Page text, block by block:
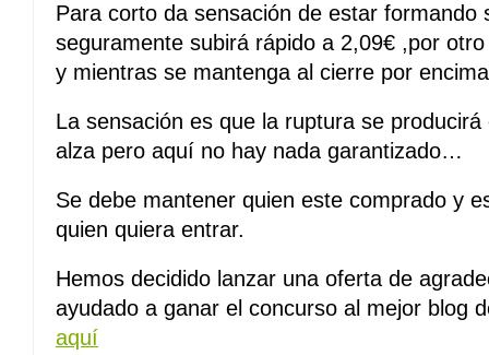
Para corto da sensación de estar formando
seguramente subirá rápido a 2,09€ ,por
y mientras se mantenga al cierre por
La sensación es que la ruptura se
alza pero aquí no hay nada garantizado…
Se debe mantener quien este comprado y
quien quiera entrar.
Hemos decidido lanzar una oferta de
ayudado a ganar el concurso al mejor blog
aquí